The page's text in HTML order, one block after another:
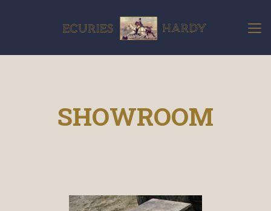
SHOWROOM